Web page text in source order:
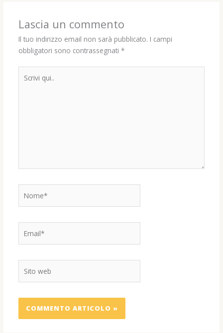
Lascia un commento
Il tuo indirizzo email non sarà pubblicato. I campi
obbligatori sono contrassegnati *
qui..
web